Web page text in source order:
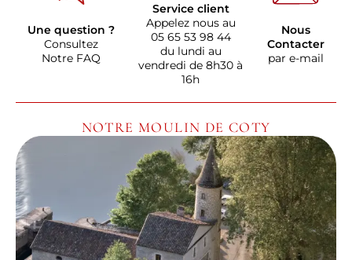
Une question ?
Consultez
Notre FAQ
Service client
Appelez nous au
05 65 53 98 44
du lundi au
vendredi de 8h30 à
16h
Nous
Contacter
par e-mail
NOTRE MOULIN DE COTY